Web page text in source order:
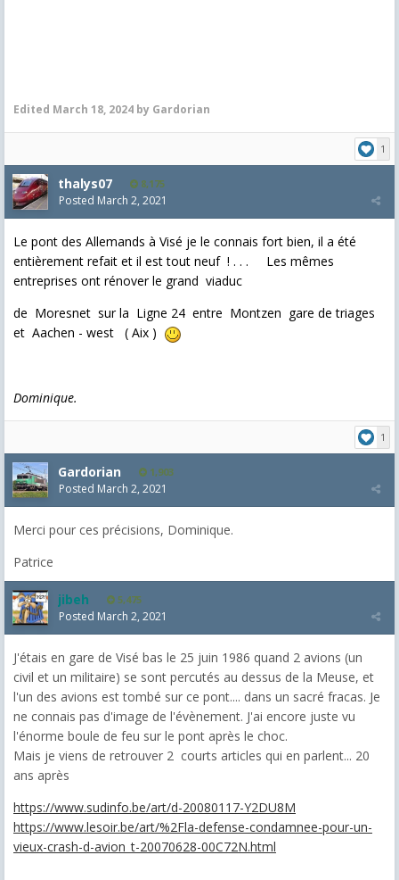
Edited March 18, 2024 by Gardorian
1
thalys07 8,175
Posted March 2, 2021
Le pont des Allemands à Visé je le connais fort bien, il a été
entièrement refait et il est tout neuf ! . . .
Les mêmes
entreprises ont rénover le grand viaduc
de Moresnet sur la Ligne 24 entre Montzen gare de triages
et Aachen - west ( Aix )
Dominique.
1
Gardorian 1,903
Posted March 2, 2021
Merci pour ces précisions, Dominique.
Patrice
jibeh 5,475
Posted March 2, 2021
J'étais en gare de Visé bas le 25 juin 1986 quand 2 avions (un
civil et un militaire) se sont percutés au dessus de la Meuse, et
l'un des avions est tombé sur ce pont.... dans un sacré fracas. Je
ne connais pas d'image de l'évènement. J'ai encore juste vu
l'énorme boule de feu sur le pont après le choc.
Mais je viens de retrouver 2 courts articles qui en parlent... 20
ans après
https://www.sudinfo.be/art/d-20080117-Y2DU8M
https://www.lesoir.be/art/%2Fla-defense-condamnee-pour-un-
vieux-crash-d-avion_t-20070628-00C72N.html